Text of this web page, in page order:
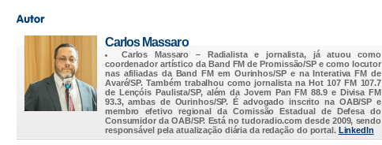
Carlos Massaro
Carlos Massaro – Radialista e jornalista, já atuou como
coordenador artístico da Band FM de Promissão/SP e como locutor
nas afiliadas da Band FM em Ourinhos/SP e na Interativa FM de
Avaré/SP. Também trabalhou como jornalista na Hot 107 FM 107.7
de Lençóis Paulista/SP, além da Jovem Pan FM 88.9 e Divisa FM
93.3, ambas de Ourinhos/SP. É advogado inscrito na OAB/SP e
membro efetivo regional da Comissão Estadual de Defesa do
Consumidor da OAB/SP. Está notudoradio.com desde 2009, sendo
responsável pela atualização diária da redação do portal. LinkedIn